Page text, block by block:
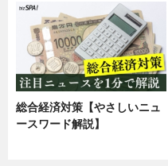
総合経済対策【やさしいニュ
ースワード解説】